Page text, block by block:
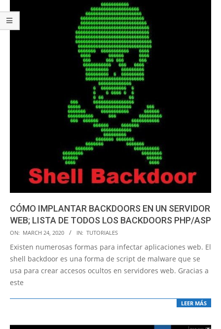
CÓMO IMPLANTAR BACKDOORS EN UN SERVIDOR
WEB; LISTA DE TODOS LOS BACKDOORS PHP/ASP
2020-
03-
24
ON: MARCH 24, 2020 IN: TUTORIALES
Existen numerosas formas para infectar aplicaciones web. El
shell backdoor es una forma de script de malware que se
usa para crear accesos ocultos en servidores web. Gracias a
este
LEER MÁS